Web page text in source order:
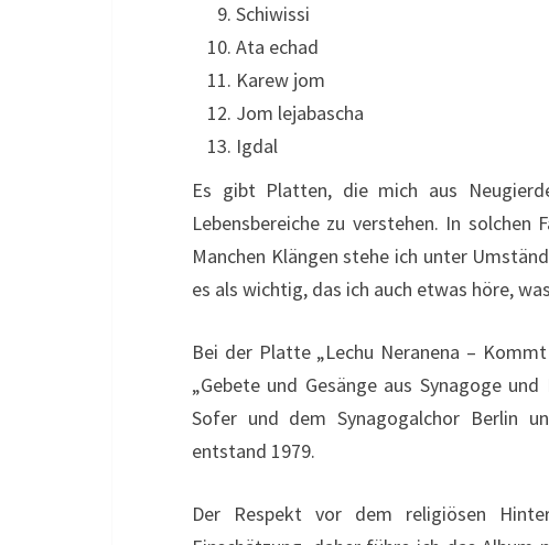
Schiwissi
Ata echad
Karew jom
Jom lejabascha
Igdal
Es gibt Platten, die mich aus
Lebensbereiche zu verstehen. In
Manchen Klängen stehe ich unter
es als wichtig, das ich auch etwas höre,
Bei der Platte „Lechu Neranena –
„Gebete und Gesänge aus Synagoge
Sofer und dem Synagogalchor Berlin
entstand 1979.
Der Respekt vor dem religiösen